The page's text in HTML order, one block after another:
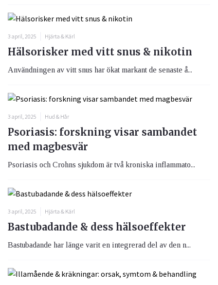
3 april, 2025 Hjärta & Kärl
Hälsorisker med vitt snus & nikotin
Användningen av vitt snus har ökat markant de senaste å...
3 april, 2025 Hud & Hår
Psoriasis: forskning visar sambandet
med magbesvär
Psoriasis och Crohns sjukdom är två kroniska inflammato...
3 april, 2025 Hjärta & Kärl
Bastubadande & dess hälsoeffekter
Bastubadande har länge varit en integrerad del av den n...